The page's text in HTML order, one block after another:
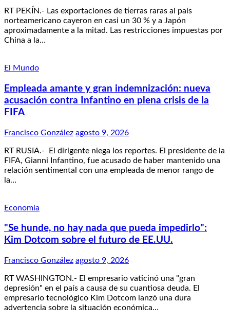
RT PEKÍN.- Las exportaciones de tierras raras al país
norteamericano cayeron en casi un 30 % y a Japón
aproximadamente a la mitad. Las restricciones impuestas por
China a la…
El Mundo
Empleada amante y gran indemnización: nueva
acusación contra Infantino en plena crisis de la
FIFA
Francisco González agosto 9, 2026
RT RUSIA.- El dirigente niega los reportes. El presidente de la
FIFA, Gianni Infantino, fue acusado de haber mantenido una
relación sentimental con una empleada de menor rango de
la…
Economía
"Se hunde, no hay nada que pueda impedirlo":
Kim Dotcom sobre el futuro de EE.UU.
Francisco González agosto 9, 2026
RT WASHINGTON.- El empresario vaticinó una "gran
depresión" en el país a causa de su cuantiosa deuda. El
empresario tecnológico Kim Dotcom lanzó una dura
advertencia sobre la situación económica…